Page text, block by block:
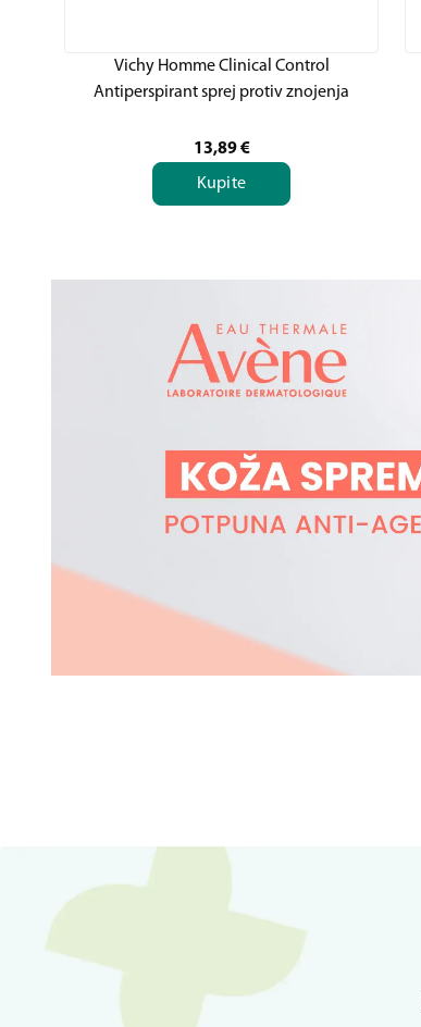
Vichy Homme Clinical Control
Antiperspirant sprej protiv znojenja
13,89 €
Kupite